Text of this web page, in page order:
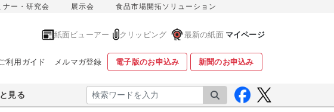
ナー・研究会 展示会 食品市場開拓ソリューション
紙面ビューアー クリッピング 最新の紙面 マイページ
ご利用ガイド メルマガ登録 電子版のお申込み 新聞のお申込み
見る 検索